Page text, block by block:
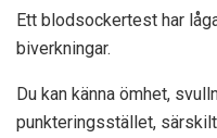
Ett blodsockertest har
biverkningar.
Du kan känna ömhet,
punkteringsstället,